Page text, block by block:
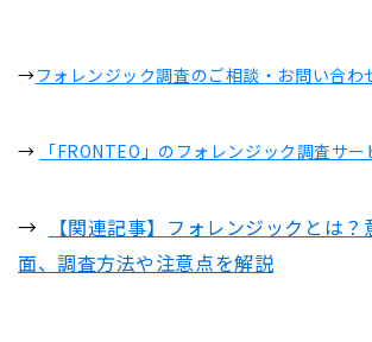
→フォレンジック調査のご相談・お問い合わ
→ 「FRONTEO」のフォレンジック調査サ
→
【関連記事】フォレンジックとは
面、調査方法や注意点を解説